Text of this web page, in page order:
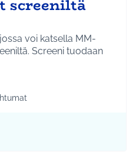
screeniltä
voi katsella MM-
Screeni tuodaan
Hyrylä
mukaan: Kulttuuri ja